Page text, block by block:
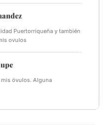
Puertorriqueña y también
ovulos
óvulos. Alguna